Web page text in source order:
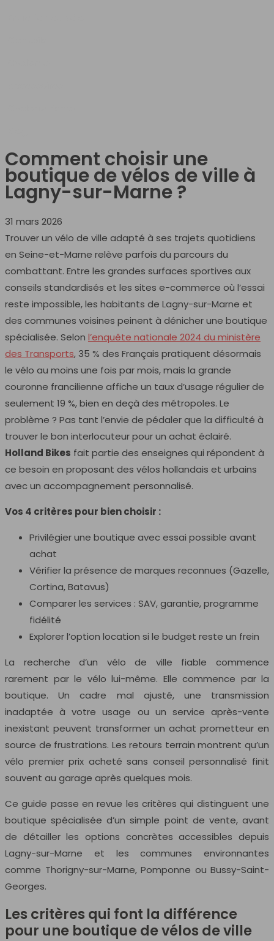
Comment choisir une
boutique de vélos de ville à
Lagny-sur-Marne ?
31 mars 2026
Trouver un vélo de ville adapté à ses trajets quotidiens
en Seine-et-Marne relève parfois du parcours du
combattant. Entre les grandes surfaces sportives aux
conseils standardisés et les sites e-commerce où l’essai
reste impossible, les habitants de Lagny-sur-Marne et
des communes voisines peinent à dénicher une boutique
spécialisée. Selon l’enquête nationale 2024 du ministère
des Transports, 35 % des Français pratiquent désormais
le vélo au moins une fois par mois, mais la grande
couronne francilienne affiche un taux d’usage régulier de
seulement 19 %, bien en deçà des métropoles. Le
problème ? Pas tant l’envie de pédaler que la difficulté à
trouver le bon interlocuteur pour un achat éclairé.
Holland Bikes fait partie des enseignes qui répondent à
ce besoin en proposant des vélos hollandais et urbains
avec un accompagnement personnalisé.
Vos 4 critères pour bien choisir :
Privilégier une boutique avec essai possible avant
achat
Vérifier la présence de marques reconnues (Gazelle,
Cortina, Batavus)
Comparer les services : SAV, garantie, programme
fidélité
Explorer l’option location si le budget reste un frein
La recherche d’un vélo de ville fiable commence
rarement par le vélo lui-même. Elle commence par la
boutique. Un cadre mal ajusté, une transmission
inadaptée à votre usage ou un service après-vente
inexistant peuvent transformer un achat prometteur en
source de frustrations. Les retours terrain montrent qu’un
vélo premier prix acheté sans conseil personnalisé finit
souvent au garage après quelques mois.
Ce guide passe en revue les critères qui distinguent une
boutique spécialisée d’un simple point de vente, avant
de détailler les options concrètes accessibles depuis
Lagny-sur-Marne et les communes environnantes
comme Thorigny-sur-Marne, Pomponne ou Bussy-Saint-
Georges.
Les critères qui font la différence
pour une boutique de vélos de ville